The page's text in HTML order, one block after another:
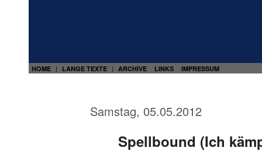
HOME | LANGE TEXTE | ARCHIVE LINKS IMPRESSUM
Samstag, 05.05.2012
Spellbound (Ich